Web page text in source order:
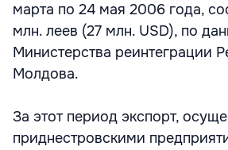
марта по 24 мая 2006 года,
млн. леев (27 млн. USD), по
Министерства реинтеграции
Молдова.
За этот период экспорт,
приднестровскими